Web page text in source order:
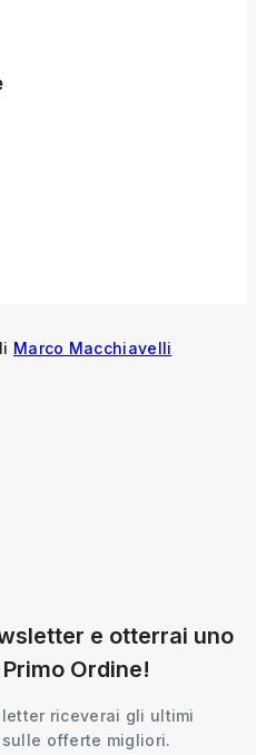
Marco Macchiavelli
e otterrai uno
Ordine!
riceverai gli ultimi
offerte migliori.